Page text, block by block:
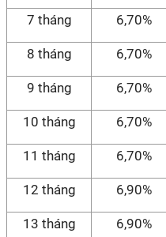
7 tháng 6,70%
8 tháng 6,70%
9 tháng 6,70%
10 tháng 6,70%
11 tháng 6,70%
12 tháng 6,90%
13 tháng 6,90%